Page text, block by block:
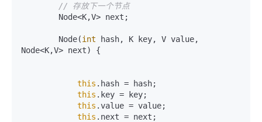
// 存放下一个节点
        Node(
int hash, K key, V value,
Node<K,V> next) {
this .hash = hash;
this .key = key;
this .value = value;
this .next = next;